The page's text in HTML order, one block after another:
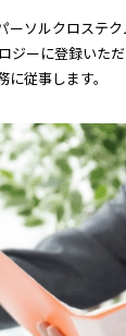
ーソルクロステク
ジーに登録いただ
従事します。